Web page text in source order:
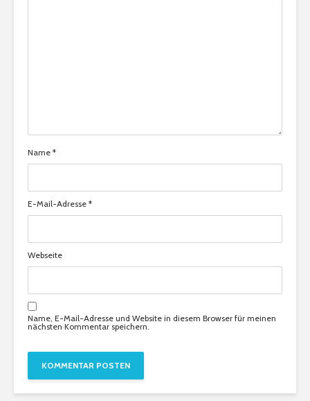
Name *
E-Mail-Adresse *
Webseite
Name, E-Mail-Adresse und Website in diesem Browser für meinen
nächsten Kommentar speichern.